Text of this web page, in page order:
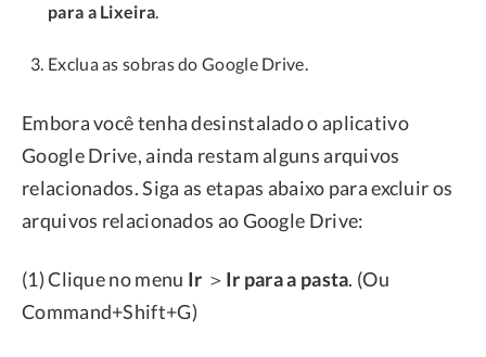
para a Lixeira.
Exclua as sobras do Google Drive.
Embora você tenha desinstalado o aplicativo
Google Drive, ainda restam alguns arquivos
relacionados. Siga as etapas abaixo para excluir os
arquivos relacionados ao Google Drive:
(1) Clique no menu Ir ＞ Ir para a pasta. (Ou
Command+Shift+G)